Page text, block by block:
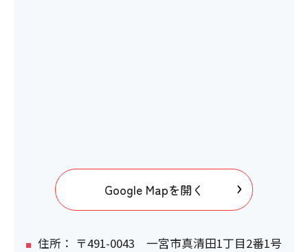
Google Mapを開く
住所： 〒491-0043 一宮市真清田1丁目2番1号